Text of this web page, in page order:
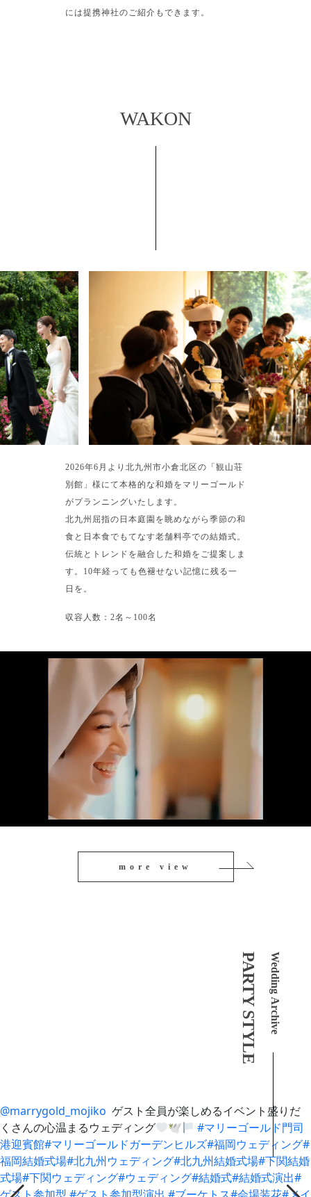
には提携神社のご紹介もできます。
WAKON
2026年6月より北九州市小倉北区の「観山荘
別館」様にて本格的な和婚をマリーゴールド
がプランニングいたします。
北九州屈指の日本庭園を眺めながら季節の和
食と日本食でもてなす老舗料亭での結婚式。
伝統とトレンドを融合した和婚をご提案しま
す。10年経っても色褪せない記憶に残る一
日を。
収容人数：2名～100名
more view
Wedding Archive
PARTY STYLE
@marrygold_mojiko ⁡ ゲスト全員が楽しめるイベント盛りだ
くさんの心温まるウェディング
🕊
#マリーゴールド門司
港迎賓館#マリーゴールドガーデンヒルズ#福岡ウェディング#
福岡結婚式場#北九州ウェディング#北九州結婚式場#下関結婚
式場#下関ウェディング#ウェディング#結婚式#結婚式演出#